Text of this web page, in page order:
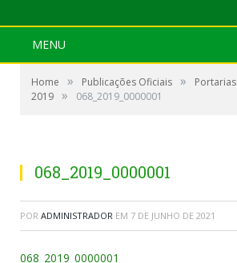
MENU
Home » Publicações Oficiais » Portarias
2019 » 068_2019_0000001
068_2019_0000001
POR ADMINISTRADOR EM 7 DE JUNHO DE 2021
068_2019_0000001